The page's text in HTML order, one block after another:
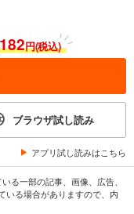
182円(税込)
ブラウザ試し読み
アプリ試し読みはこちら
る一部の記事、画像、広告、
いる場合がありますので、内